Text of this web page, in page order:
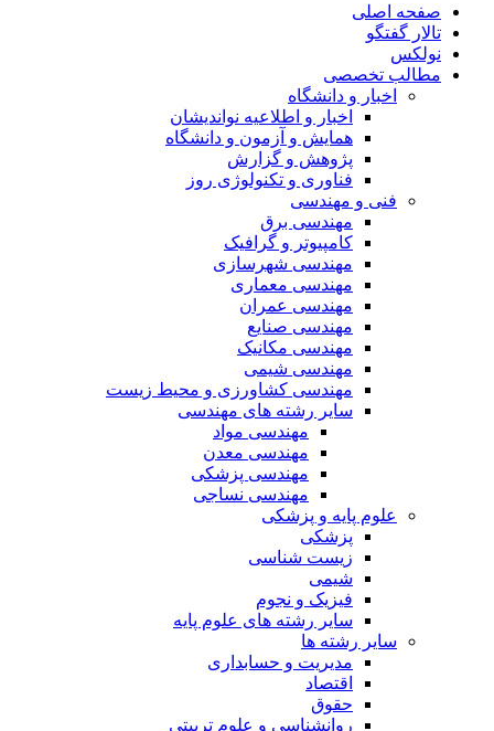
صفحه اصلی
تالار گفتگو
نولکس
مطالب تخصصی
اخبار و دانشگاه
اخبار و اطلاعیه نواندیشان
همایش و آزمون و دانشگاه
پژوهش و گزارش
فناوری و تکنولوژی روز
فنی و مهندسی
مهندسی برق
کامپیوتر و گرافیک
مهندسی شهرسازی
مهندسی معماری
مهندسی عمران
مهندسی صنایع
مهندسی مکانیک
مهندسی شیمی
مهندسی کشاورزی و محیط زیست
سایر رشته های مهندسی
مهندسی مواد
مهندسی معدن
مهندسی پزشکی
مهندسی نساجی
علوم پایه و پزشکی
پزشکی
زیست شناسی
شیمی
فیزیک و نجوم
سایر رشته های علوم پایه
سایر رشته ها
مدیریت و حسابداری
اقتصاد
حقوق
روانشناسی و علوم تربیتی